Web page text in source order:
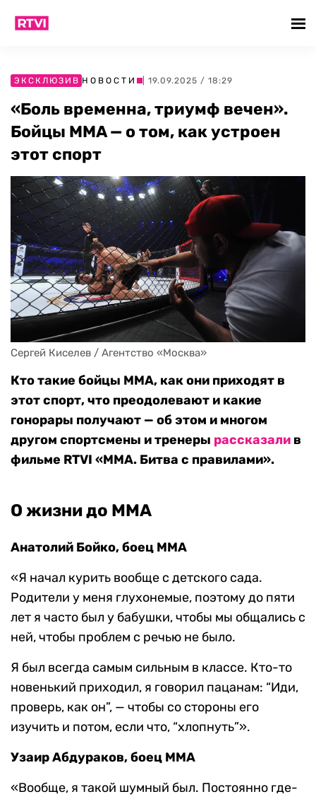
ЭКСКЛЮЗИВ НОВОСТИ | 19.09.2025 / 18:29
«Боль временна, триумф вечен».
Бойцы MMA — о том, как устроен
этот спорт
Сергей Киселев / Агентство «Москва»
Кто такие бойцы MMA, как они приходят в
этот спорт, что преодолевают и какие
гонорары получают — об этом и многом
другом спортсмены и тренеры рассказали в
фильме RTVI «ММА. Битва с правилами».
О жизни до ММА
Анатолий Бойко, боец MMA
«Я начал курить вообще с детского сада.
Родители у меня глухонемые, поэтому до пяти
лет я часто был у бабушки, чтобы мы общались с
ней, чтобы проблем с речью не было.
Я был всегда самым сильным в классе. Кто-то
новенький приходил, я говорил пацанам: “Иди,
проверь, как он”, — чтобы со стороны его
изучить и потом, если что, “хлопнуть”».
Узаир Абдураков, боец MMA
«Вообще, я такой шумный был. Постоянно где-